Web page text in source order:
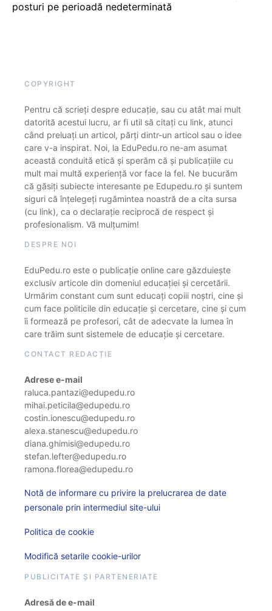
posturi pe perioadă nedeterminată
COPYRIGHT
Pentru că scrieți despre educație, sau cu atât mai mult
datorită acestui lucru, ar fi util să citați cu link, atunci
când preluați un articol, părți dintr-un articol sau o idee
care v-a inspirat. Noi, la EduPedu.ro ne-am asumat
această conduită etică și sperăm că și publicațiile cu
mult mai multă experiență vor face la fel. Ne bucurăm
că găsiți subiecte interesante pe Edupedu.ro și suntem
siguri că înțelegeți rugămintea noastră de a cita sursa
(cu link), ca o declarație reciprocă de respect și
profesionalism. Vă mulțumim!
DESPRE NOI
EduPedu.ro este o publicație online care găzduiește
exclusiv articole din domeniul educației și cercetării.
Urmărim constant cum sunt educați copiii noștri, cine și
cum face politicile din educație și cercetare, cine și cum
îi formează pe profesori, cât de adecvate la lumea în
care trăim sunt sistemele de educație și cercetare.
CONTACT REDACȚIE
Adrese e-mail
raluca.pantazi@edupedu.ro
mihai.peticila@edupedu.ro
costin.ionescu@edupedu.ro
alexa.stanescu@edupedu.ro
diana.ghimisi@edupedu.ro
stefan.lefter@edupedu.ro
ramona.florea@edupedu.ro
Notă de informare cu privire la prelucrarea de date
personale prin intermediul site-ului
Politica de cookie
Modifică setarile cookie-urilor
PUBLICITATE ȘI PARTENERIATE
Adresă de e-mail